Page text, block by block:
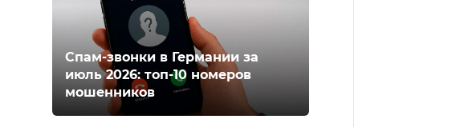
Спам-звонки в Германии за
июль 2026: топ-10 номеров
мошенников